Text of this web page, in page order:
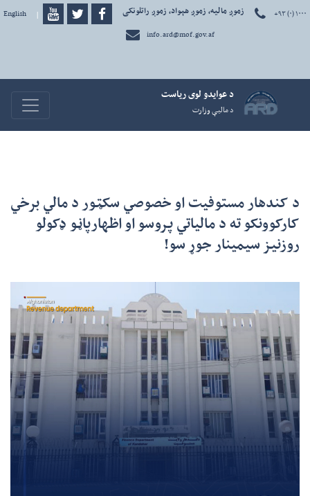
زموږ مالیه، زموږ هېواد، زموږ راتلونکی
info.ard@mof.gov.af
+۹۳ (۰) ۱۰۰۰ دری |
English
د عوايدو لوی رياست
د ماليې وزارت
د کندهار مستوفیت او خصوصي سکټور د مالي برخي
کارکوونکو ته د مالیاتي پروسو او اظهارپاڼو ډکولو
روزنیز سیمینار جوړ سو!